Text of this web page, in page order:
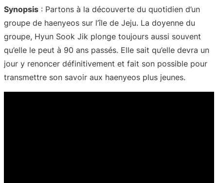
Synopsis : Partons à la découverte du quotidien d’un
groupe de haenyeos sur l’île de Jeju. La doyenne du
groupe, Hyun Sook Jik plonge toujours aussi souvent
qu’elle le peut à 90 ans passés. Elle sait qu’elle devra un
jour y renoncer définitivement et fait son possible pour
transmettre son savoir aux haenyeos plus jeunes.